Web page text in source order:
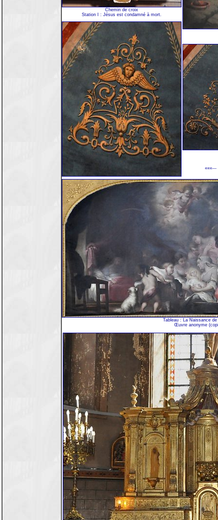
Chemin de croix
Station I : Jésus est condamné à mort.
«««---
Tableau : La Naissance de
Œuvre anonyme